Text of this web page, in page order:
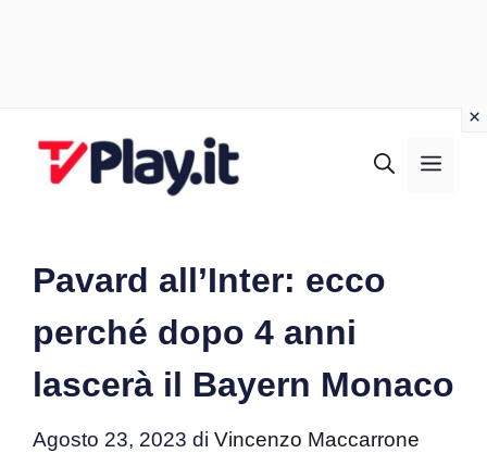
Pavard all’Inter: ecco
perché dopo 4 anni
lascerà il Bayern Monaco
Agosto 23, 2023 di Vincenzo Maccarrone